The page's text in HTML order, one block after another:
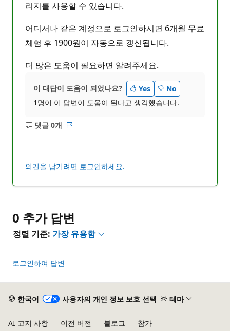
리지를 사용할 수 있습니다.
어디서나 같은 계정으로 로그인하시면 6개월 무료
체험 후 1900원이 자동으로 갱신됩니다.
더 많은 도움이 필요하면 알려주세요.
이 대답이 도움이 되었나요? Yes
No
1명이 이 답변이 도움이 된다고 생각했습니다.
댓글 0개
설
음
의견을 남기려면 로그인하세요.
0 추가 답변
정렬 기준: 가장 유용함
로그인하여 답변
한국어 사용자의 개인 정보 보호 선택 테마
AI 고지 사항 이전 버전 블로그 참가